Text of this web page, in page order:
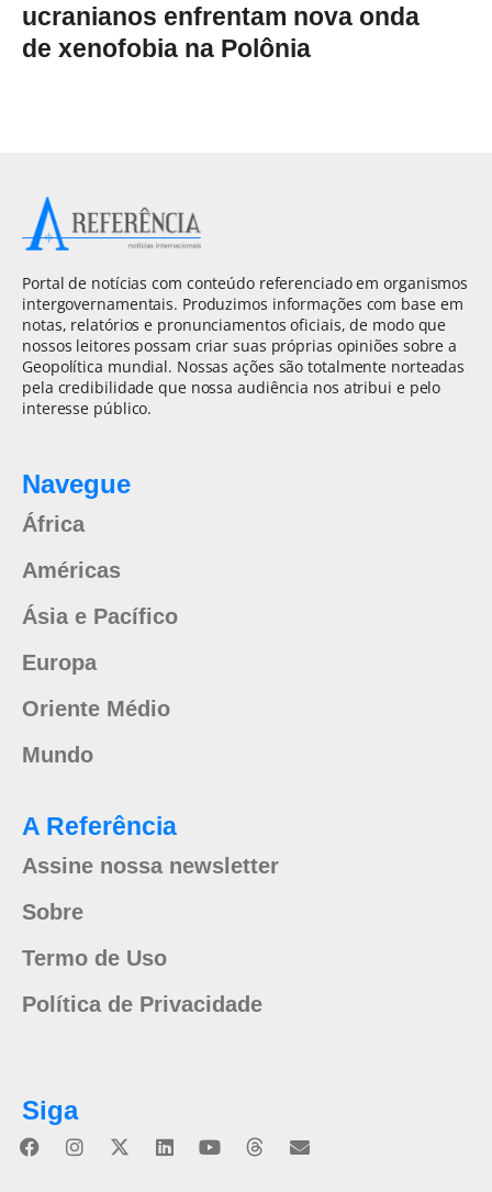
ucranianos enfrentam nova onda
de xenofobia na Polônia
Portal de notícias com conteúdo referenciado em organismos
intergovernamentais. Produzimos informações com base em
notas, relatórios e pronunciamentos oficiais, de modo que
nossos leitores possam criar suas próprias opiniões sobre a
Geopolítica mundial. Nossas ações são totalmente norteadas
pela credibilidade que nossa audiência nos atribui e pelo
interesse público.
Navegue
África
Américas
Ásia e Pacífico
Europa
Oriente Médio
Mundo
A Referência
Assine nossa newsletter
Sobre
Termo de Uso
Política de Privacidade
Siga